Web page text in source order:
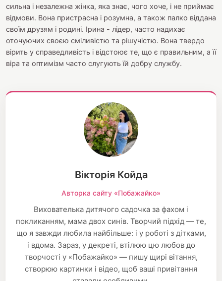
сильна і незалежна жінка, яка знає, чого хоче, і не приймає
відмови. Вона пристрасна і розумна, а також палко віддана
своїм друзям і родині. Ірина - лідер, часто надихає
оточуючих своєю сміливістю та рішучістю. Вона твердо
вірить у справедливість і відстоює те, що є правильним, а її
віра та оптимізм часто слугують їй добру службу.
Вікторія Койда
Авторка сайту «Побажайко»
Вихователька дитячого садочка за фахом і
покликанням, мама двох синів. Творчий підхід — те,
що я завжди любила найбільше: і у роботі з дітками,
і вдома. Зараз, у декреті, втілюю цю любов до
творчості у «Побажайко» — пишу щирі вітання,
створюю картинки і відео, щоб ваші привітання